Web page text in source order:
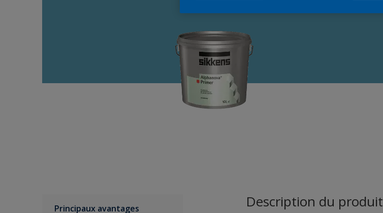
Principaux avantages Description du produit